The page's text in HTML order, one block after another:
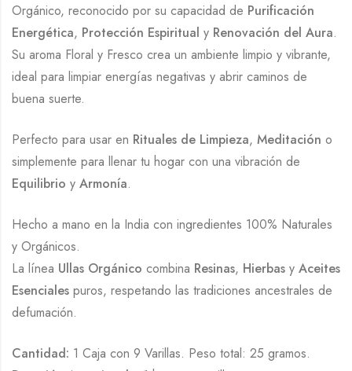
Orgánico, reconocido por su capacidad de Purificación
Energética, Protección Espiritual y Renovación del Aura.
Su aroma Floral y Fresco crea un ambiente limpio y vibrante,
ideal para limpiar energías negativas y abrir caminos de
buena suerte.
Perfecto para usar en Rituales de Limpieza, Meditación o
simplemente para llenar tu hogar con una vibración de
Equilibrio y Armonía.
Hecho a mano en la India con ingredientes 100% Naturales
y Orgánicos.
La línea Ullas Orgánico combina Resinas, Hierbas y Aceites
Esenciales puros, respetando las tradiciones ancestrales de
defumación.
Cantidad: 1 Caja con 9 Varillas. Peso total: 25 gramos.